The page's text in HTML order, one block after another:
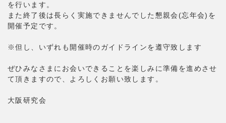
を行います。
また終了後は長らく実施できませんでした懇親会(忘年会)を
開催予定です。
※但し、いずれも開催時のガイドラインを遵守致します
ぜひみなさまにお会いできることを楽しみに準備を進めさせ
て頂きますので、よろしくお願い致します。
大阪研究会